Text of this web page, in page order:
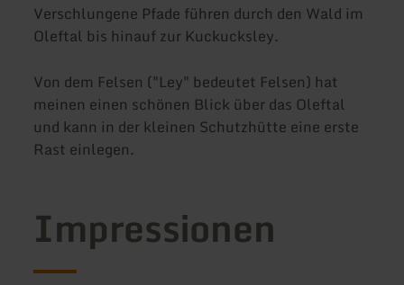
Verschlungene Pfade führen durch den Wald im
Oleftal bis hinauf zur Kuckucksley.
Von dem Felsen ("Ley" bedeutet Felsen) hat
meinen einen schönen Blick über das Oleftal
und kann in der kleinen Schutzhütte eine erste
Rast einlegen.
Impressionen